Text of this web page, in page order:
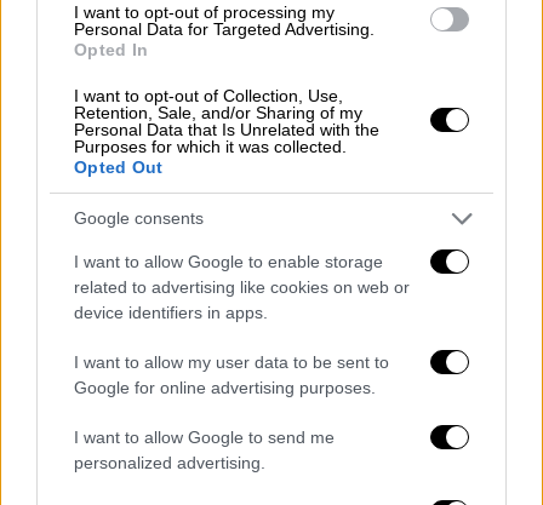
I want to opt-out of processing my
Personal Data for Targeted Advertising.
Opted In
I want to opt-out of Collection, Use,
Retention, Sale, and/or Sharing of my
Personal Data that Is Unrelated with the
Purposes for which it was collected.
Opted Out
Google consents
I want to allow Google to enable storage
related to advertising like cookies on web or
device identifiers in apps.
I want to allow my user data to be sent to
Google for online advertising purposes.
I want to allow Google to send me
personalized advertising.
χωριό Ντετζγκάχ, της επαρχίας Φαρς, στο
νότιο Ιράν, μετέδωσε το πρακτορείο
ειδήσεων Irna.
Σύμφωνα με έναν ντόπιο αξιωματούχο τον
οποίο επικαλείται το πρακτορείο, ο Χατζί, ο
οποίος ήταν ανύπανδρος, απέφευγε να
πλυθεί από φόβο «μην αρρωστήσει».
«Για πρώτη φορά, πριν από μερικούς μήνες,
χωρικοί τον πήγαν στις τουαλέτες για να
πλυθεί», μετέδωσε το Irna.
ΌΛΕΣ ΟΙ ΕΙΔΗΣΕΙΣ
Ρίσι Σούνακ: Από την συντριπτική ήττα
στην απόλυτη δικαίωση - Οι θέσεις του